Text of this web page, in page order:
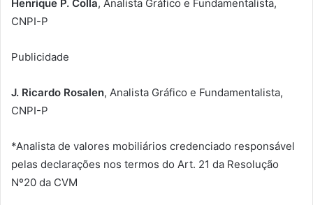
Henrique P. Colla, Analista Gráfico e Fundamentalista,
CNPI-P
Publicidade
J. Ricardo Rosalen, Analista Gráfico e Fundamentalista,
CNPI-P
*Analista de valores mobiliários credenciado responsável
pelas declarações nos termos do Art. 21 da Resolução
Nº20 da CVM